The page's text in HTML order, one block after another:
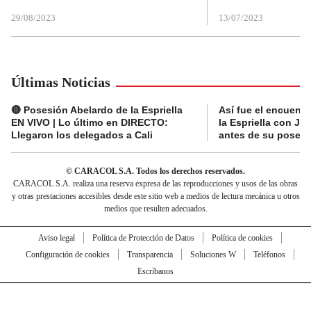
29/08/2023 13/07/2023
Últimas Noticias
🔴 Posesión Abelardo de la Espriella
EN VIVO | Lo último en DIRECTO:
Llegaron los delegados a Cali
Así fue el
la Espriella con
antes de su
© CARACOL S.A. Todos los derechos reservados.
CARACOL S.A. realiza una reserva expresa de las reproducciones y usos de las obras
y otras prestaciones accesibles desde este sitio web a medios de lectura mecánica u otros
medios que resulten adecuados.
Aviso legal Política de Protección de Datos
Política de cookies
Configuración de cookies
Transparencia Soluciones W
Teléfonos
Escríbanos